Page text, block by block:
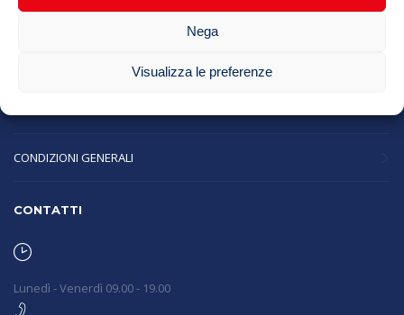
Nega
Visualizza le preferenze
NEWS
CONDIZIONI GENERALI
CONTATTI
Lunedì - Venerdì 09.00 - 19.00